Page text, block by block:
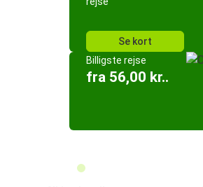
Se kort
Billigste rejse
fra 56,00 kr..